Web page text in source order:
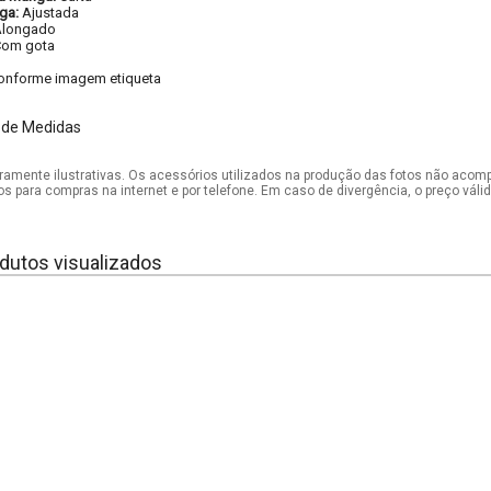
Ajustada
gota
imagem etiqueta
Medidas
ilustrativas. Os acessórios utilizados na produção das fotos não
para compras na internet e por telefone. Em caso de divergência, o preço
visualizados